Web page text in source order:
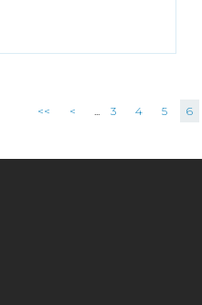
<< < ... 3 4 5 6